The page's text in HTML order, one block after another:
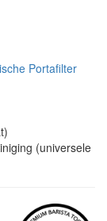
Portafilter
(universele